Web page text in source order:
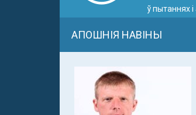
ў пытаннях
АПОШНІЯ НАВІНЫ